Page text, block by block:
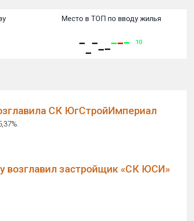
Место в ТОП по вводу жилья
10
СК ЮгСтройИмпериал
возглавил застройщик «СК ЮСИ»